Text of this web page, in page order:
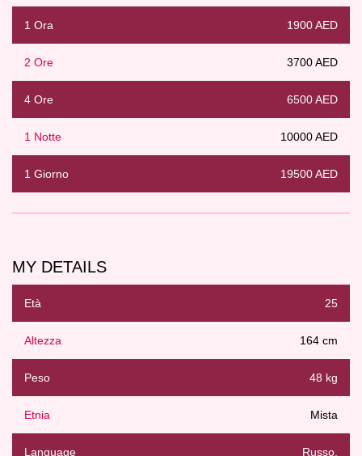
1 Ora 1900 AED
2 Ore 3700 AED
4 Ore 6500 AED
1 Notte 10000 AED
1 Giorno 19500 AED
MY DETAILS
Età 25
Altezza 164 cm
Peso 48 kg
Etnia Mista
Language Russo,